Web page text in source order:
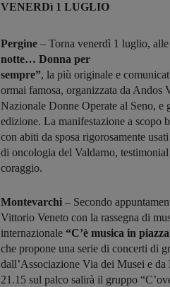
VENERDì 1 LUGLIO
Pergine – Torna venerdì 1 luglio,
notte… Donna per
sempre”, la più originale e
ormai famosa, organizzata da Andos
Nazionale Donne Operate al Seno, e
edizione. La manifestazione a scopo
con abiti da sposa rigorosamente
di oncologia del Valdarno,
coraggio.
Montevarchi – Secondo
Vittorio Veneto con la rassegna di
internazionale “C’è musica in
che propone una serie di concerti di
dall’Associazione Via dei Musei e
21.15 sul palco salirà il gruppo